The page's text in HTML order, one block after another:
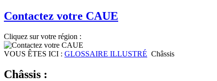
Contactez votre CAUE
Cliquez sur votre région :
VOUS ÊTES ICI : GLOSSAIRE ILLUSTRÉ Châssis
Châssis :